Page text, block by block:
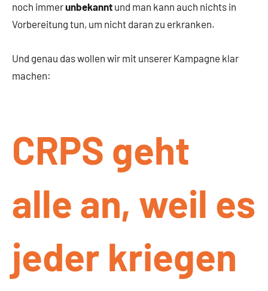
noch immerunbekannt und man kann auch nichts in
Vorbereitung tun, um nicht daran zu erkranken.
Und genau das wollen wir mit unserer Kampagne klar
machen:
CRPS geht
alle an, weil es
jeder kriegen